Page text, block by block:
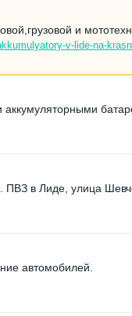
и
v-lide-na-
аккумуляторными
ПВЗ в Лиде, улица
автомобилей.